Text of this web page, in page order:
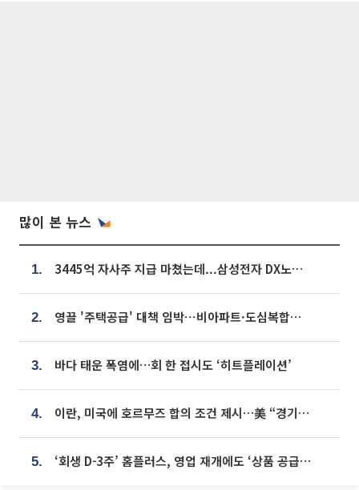
많이 본 뉴스
1. 3445억 자사주 지급 마쳤는데...삼성전자 DX노조, 뒤늦은 '떼쓰기 집회'
2. 영끌 '주택공급' 대책 임박⋯비아파트·도심복합까지 총동원
3. 바다 태운 폭염에…회 한 접시도 ‘히트플레이션’
4. 이란, 미국에 호르무즈 합의 조건 제시…美 “경기 아직 안 끝나” [종합]
5. ‘회생 D-3주’ 홈플러스, 영업 재개에도 ‘상품 공급망’ 복구가 생존 관건